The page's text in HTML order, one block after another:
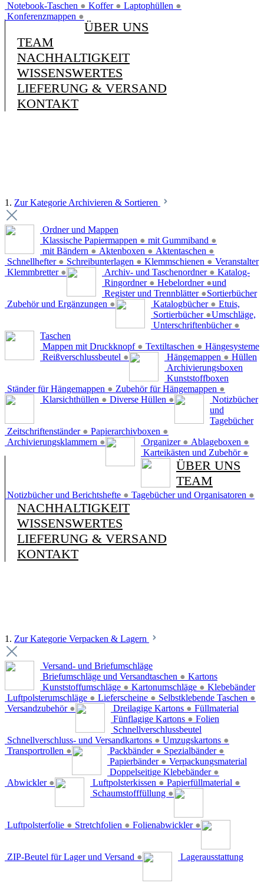
Notebook-Taschen ● Koffer ● Laptophüllen ●
Konferenzmappen ●
ÜBER UNS
TEAM
NACHHALTIGKEIT
WISSENSWERTES
LIEFERUNG & VERSAND
KONTAKT
1. Zur Kategorie Archivieren & Sortieren
Ordner und Mappen
Klassische Papiermappen ● mit Gummiband ●
mit Bändern ● Aktenboxen ● Aktentaschen ●
Schnellhefter ● Schreibunterlagen ● Klemmschienen ●
Klemmbretter ●
Veranstalter
Archiv- und Taschenordner ●
Ringordner ● Hebelordner ●
Register und Trennblätter ●
Zubehör und Ergänzungen ●
Katalog-
und
Sortierbücher
Katalogbücher ●
Sortierbücher ●
Unterschriftenbücher ●
Etuis,
Umschläge,
Taschen
Mappen mit Druckknopf ● Textiltaschen ●
Reißverschlussbeutel ●
Hängesysteme
Hängemappen ●
Ständer für Hängemappen ● Zubehör für Hängemappen ●
Hüllen
Klarsichthüllen ● Diverse Hüllen ●
Archivierungsboxen
Zeitschriftenständer ● Papierarchivboxen ●
Archivierungsklammern ●
Kunststoffboxen
Organizer ● Ablageboxen ●
Karteikästen und Zubehör ●
Notizbücher
und
Tagebücher
Notizbücher und Berichtshefte ● Tagebücher und Organisatoren ●
ÜBER UNS
TEAM
NACHHALTIGKEIT
WISSENSWERTES
LIEFERUNG & VERSAND
KONTAKT
1. Zur Kategorie Verpacken & Lagern
Versand- und Briefumschläge
Briefumschläge und Versandtaschen ●
Kunststoffumschläge ● Kartonumschläge ●
Luftpolsterumschläge ● Lieferscheine ● Selbstklebende Taschen ●
Versandzubehör ●
Kartons
Dreilagige Kartons ●
Fünflagige Kartons ●
Schnellverschluss- und Versandkartons ● Umzugskartons ●
Transportrollen ●
Klebebänder
Packbänder ● Spezialbänder ●
Papierbänder ●
Doppelseitige Klebebänder ●
Abwickler ●
Füllmaterial
Luftpolsterkissen ● Papierfüllmaterial ●
Schaumstofffüllung ●
Folien
Luftpolsterfolie ● Stretchfolien ● Folienabwickler ●
Schnellverschlussbeutel
ZIP-Beutel für Lager und Versand ●
Verpackungsmaterial
Lagerausstattung